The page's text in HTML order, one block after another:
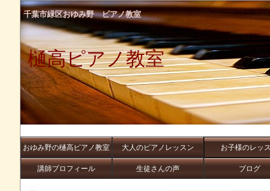
千葉市緑区おゆみ野 ピアノ教室
樋高ピアノ教室
おゆみ野の樋高ピアノ教室 大人のピアノレッスン お子様のレッ
講師プロフィール 生徒さんの声 ブログ